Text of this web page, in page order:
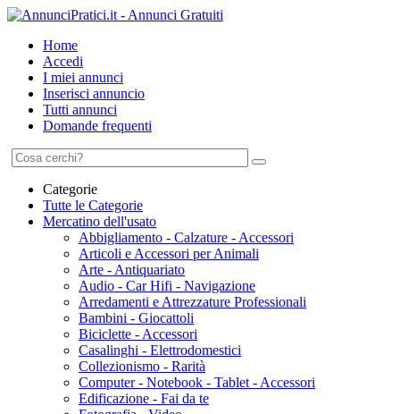
Home
Accedi
I miei annunci
Inserisci annuncio
Tutti annunci
Domande frequenti
Categorie
Tutte le Categorie
Mercatino dell'usato
Abbigliamento - Calzature - Accessori
Articoli e Accessori per Animali
Arte - Antiquariato
Audio - Car Hifi - Navigazione
Arredamenti e Attrezzature Professionali
Bambini - Giocattoli
Biciclette - Accessori
Casalinghi - Elettrodomestici
Collezionismo - Rarità
Computer - Notebook - Tablet - Accessori
Edificazione - Fai da te